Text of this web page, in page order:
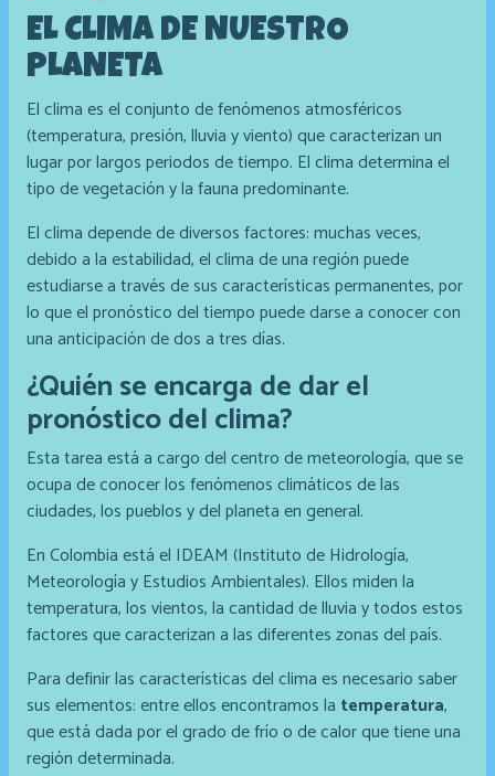
EL CLIMA DE NUESTRO
PLANETA
El clima es el conjunto de fenómenos atmosféricos
(temperatura, presión, lluvia y viento) que caracterizan un
lugar por largos periodos de tiempo. El clima determina el
tipo de vegetación y la fauna predominante.
El clima depende de diversos factores: muchas veces,
debido a la estabilidad, el clima de una región puede
estudiarse a través de sus características permanentes, por
lo que el pronóstico del tiempo puede darse a conocer con
una anticipación de dos a tres días.
¿Quién se encarga de dar el
pronóstico del clima?
Esta tarea está a cargo del centro de meteorología, que se
ocupa de conocer los fenómenos climáticos de las
ciudades, los pueblos y del planeta en general.
En Colombia está el IDEAM (Instituto de Hidrología,
Meteorología y Estudios Ambientales). Ellos miden la
temperatura, los vientos, la cantidad de lluvia y todos estos
factores que caracterizan a las diferentes zonas del país.
Para definir las características del clima es necesario saber
sus elementos: entre ellos encontramos la temperatura,
que está dada por el grado de frío o de calor que tiene una
región determinada.